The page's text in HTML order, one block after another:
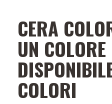
CERA
UN
COLORI